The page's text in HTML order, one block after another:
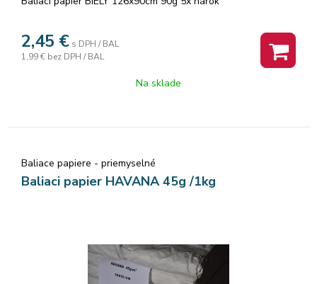
2,45 € s DPH / BAL
1,99 € bez DPH / BAL
Na sklade
Baliace papiere - priemyselné
Baliaci papier HAVANA 45g /1kg